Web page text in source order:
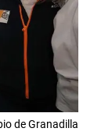
de Granadilla